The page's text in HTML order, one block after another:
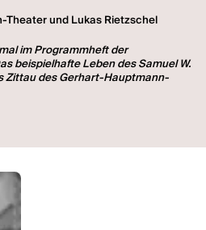
und Lukas Rietzschel
im Programmheft der
beispielhafte Leben des Samuel W.
Zittau des Gerhart-Hauptmann-